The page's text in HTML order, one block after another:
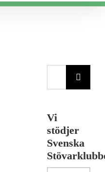
Vi
stödjer
Svenska